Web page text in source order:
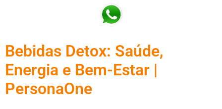
Bebidas Detox: Saúde,
Energia e Bem-Estar |
PersonaOne